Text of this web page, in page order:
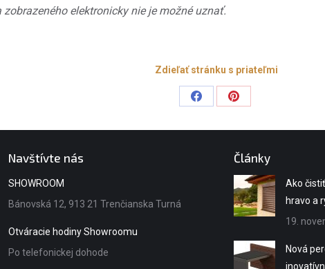
elektronicky nie je možné uznať.
Zdieľať stránku s priateľmi
Share
Share
Navštívte nás
SHOWROOM
Bánovská 12, 913 21 Trenčianska Turná
Otváracie hodiny Showroomu
Po telefonickej dohode
Články
Ako
hravo a
19.
Nová